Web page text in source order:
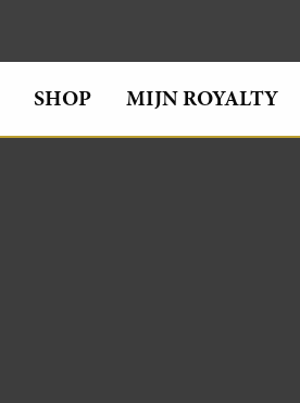
SHOP MIJN ROYALTY